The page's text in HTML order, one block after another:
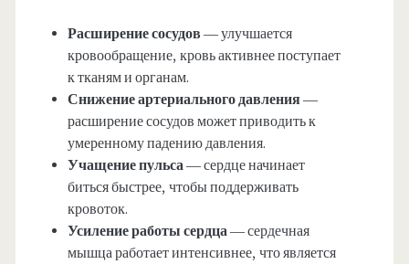
Расширение сосудов — улучшается
кровообращение, кровь активнее поступает
к тканям и органам.
Снижение артериального давления—
расширение сосудов может приводить к
умеренному падению давления.
Учащение пульса— сердце начинает
биться быстрее, чтобы поддерживать
кровоток.
Усиление работы сердца— сердечная
мышца работает интенсивнее, что является